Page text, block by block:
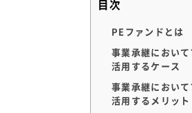
目次
PEファンドとは
事業承継におい
活用するケース
事業承継におい
活用するメリット